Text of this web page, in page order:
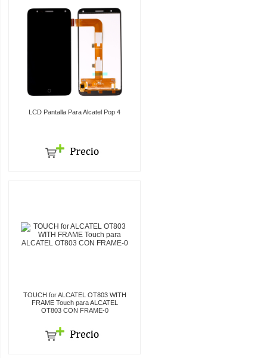
LCD Pantalla Para Alcatel Pop 4
TOUCH for ALCATEL OT803 WITH
FRAME Touch para ALCATEL
OT803 CON FRAME-0